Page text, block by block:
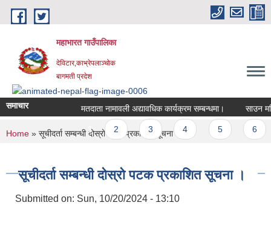
Skip to main content
महाभारत गाउँपालिका
देविटार,काभ्रेपलाञ्चोक
बागमती प्रदेश
समाचार मतदाता नामावली अद्यावधिक कार्यक्रम सम्बन्धमा। साउन
Pages
1
You are here
Home » सूचीदर्ता सम्बन्धी दोस्रो पटक प्रकाशित सूचना ।
सूचीदर्ता सम्बन्धी दोस्रो पटक प्रकाशित सूचना ।
Submitted on: Sun, 10/20/2024 - 13:10